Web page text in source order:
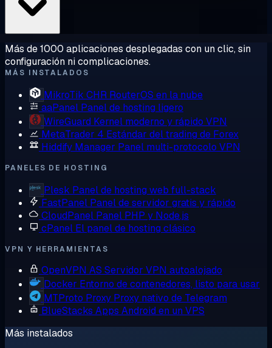
Más de 1000 aplicaciones desplegadas con un clic, sin
configuración ni complicaciones.
MÁS INSTALADOS
MikroTik CHR RouterOS en la nube
aaPanel Panel de hosting ligero
WireGuard Kernel moderno y rápido VPN
MetaTrader 4 Estándar del trading de Forex
Hiddify Manager Panel multi-protocolo VPN
PANELES DE HOSTING
Plesk Panel de hosting web full-stack
FastPanel Panel de servidor gratis y rápido
CloudPanel Panel PHP y Node.js
cPanel El panel de hosting clásico
VPN Y HERRAMIENTAS
OpenVPN AS Servidor VPN autoalojado
Docker Entorno de contenedores, listo para usar
MTProto Proxy Proxy nativo de Telegram
BlueStacks Apps Android en un VPS
Más instalados